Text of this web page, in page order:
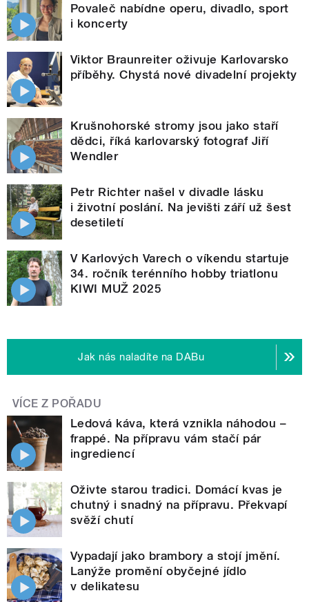
Povaleč nabídne operu, divadlo, sport
i koncerty
Viktor Braunreiter oživuje Karlovarsko
příběhy. Chystá nové divadelní projekty
Krušnohorské stromy jsou jako staří
dědci, říká karlovarský fotograf Jiří
Wendler
Petr Richter našel v divadle lásku
i životní poslání. Na jevišti září už šest
desetiletí
V Karlových Varech o víkendu startuje
34. ročník terénního hobby triatlonu
KIWI MUŽ 2025
Jak nás naladíte na DABu
VÍCE Z POŘADU
Ledová káva, která vznikla náhodou –
frappé. Na přípravu vám stačí pár
ingrediencí
Oživte starou tradici. Domácí kvas je
chutný i snadný na přípravu. Překvapí
svěží chutí
Vypadají jako brambory a stojí jmění.
Lanýže promění obyčejné jídlo
v delikatesu